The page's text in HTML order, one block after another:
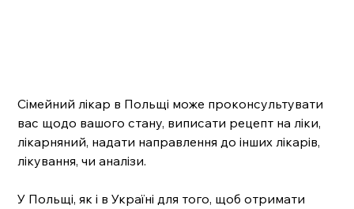
Сімейний лікар в Польщі може проконсультувати
вас щодо вашого стану, виписати рецепт на ліки,
лікарняний, надати направлення до інших лікарів,
лікування, чи аналізи.
У Польщі, як і в Україні для того, щоб отримати